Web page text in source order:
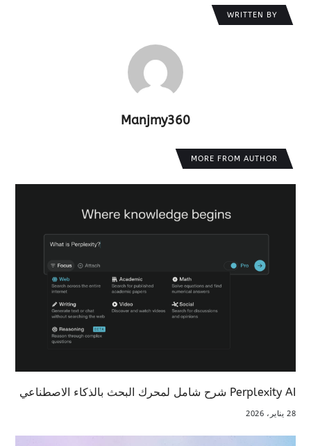
WRITTEN BY
Manjmy360
MORE FROM AUTHOR
Perplexity AI شرح شامل لمحرك البحث بالذكاء الاصطناعي
28 يناير، 2026